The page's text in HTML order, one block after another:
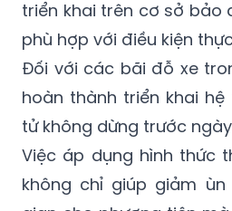
triển khai trên cơ sở bảo
phù hợp với điều kiện
Đối với các bãi đỗ xe
hoàn thành triển khai
tử không dừng trước ngày
Việc áp dụng hình thức
không chỉ giúp giảm